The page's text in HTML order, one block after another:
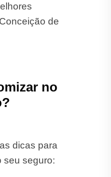
de
no
dicas para
seu seguro: